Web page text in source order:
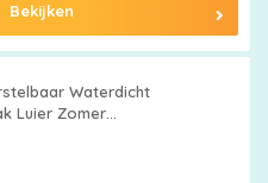
Bekijken
Waterdicht
Luier Zomer
Jongens Meisjes